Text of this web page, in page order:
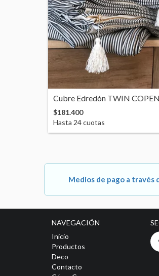
Cubre Edredón TWIN COPEN
$181.400
Hasta 24cuotas
Medios de pago a través
NAVEGACIÓN
Inicio
Productos
Deco
Contacto